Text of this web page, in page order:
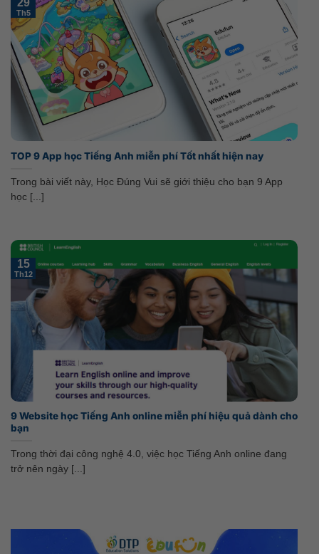
TOP 9 App học Tiếng Anh miễn phí Tốt nhất hiện nay
Trong bài viết này, Học Đúng Vui sẽ giới thiệu cho bạn 9 App
học [...]
29
Th5
9 Website học Tiếng Anh online miễn phí hiệu quả dành cho
bạn
Trong thời đại công nghệ 4.0, việc học Tiếng Anh online đang
trở nên ngày [...]
15
Th12